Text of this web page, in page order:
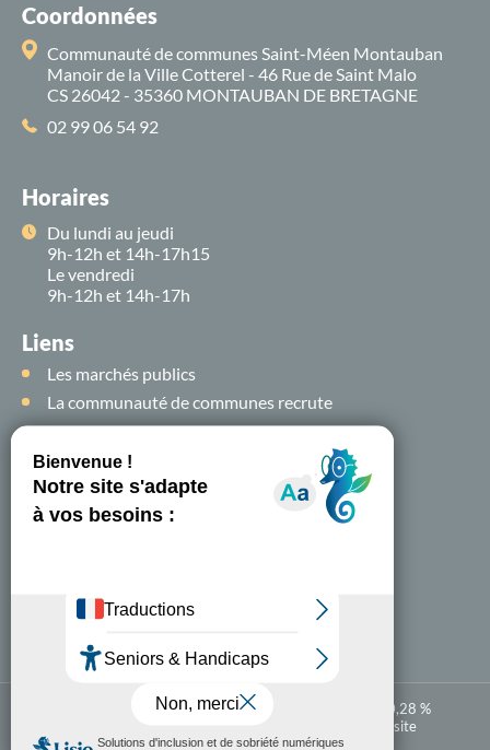
En 1 clic
Carte
A+
Coordonnées
Communauté de communes Saint-Méen Montauban
Manoir de la Ville Cotterel - 46 Rue de Saint Malo
CS 26042 - 35360 MONTAUBAN DE BRETAGNE
02 99 06 54 92
Horaires
Du lundi au jeudi
9h-12h et 14h-17h15
Le vendredi
9h-12h et 14h-17h
Liens
Les marchés publics
La communauté de communes recrute
Suivez-nous sur
les
réseaux sociaux !
Nous contacter
Accessibilité numérique : partiellement conforme à 80,28 %
Plan du site